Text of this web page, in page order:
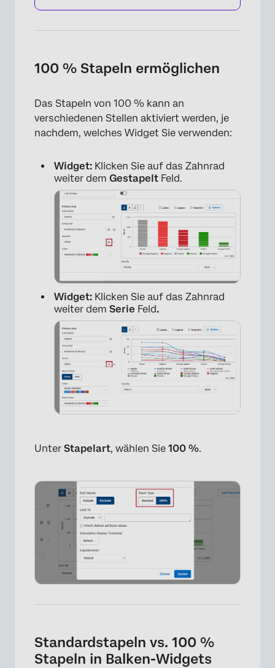
100 % Stapeln ermöglichen
Das Stapeln von 100 % kann an
verschiedenen Stellen aktiviert werden, je
nachdem, welches Widget Sie verwenden:
Widget: Klicken Sie auf das Zahnrad
weiter dem Gestapelt Feld.
Widget: Klicken Sie auf das Zahnrad
weiter dem Serie Feld.
Unter Stapelart, wählen Sie 100 %.
Standardstapeln vs. 100 %
Stapeln in Balken-Widgets